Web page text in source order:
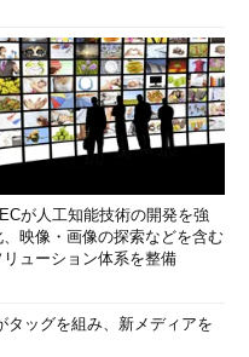
が人工知能技術の開発を強
、映像・画像の探索などを含む
リューション体系を整備
タッグを組み、新メディアを